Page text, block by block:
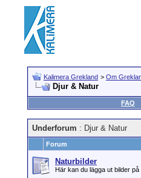
Kalimera Grekland > Om
Djur & Natur
FAQ
Underforum : Djur & Natur
Forum
Naturbilder
Här kan du lägga ut bilder